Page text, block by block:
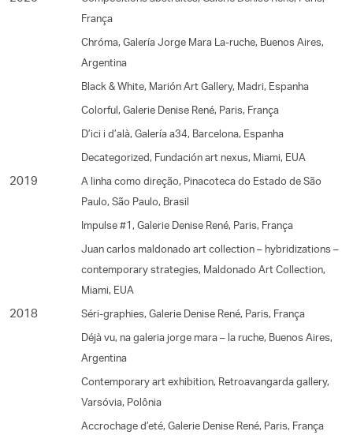
França
Chróma, Galería Jorge Mara La-ruche, Buenos Aires,
Argentina
Black & White, Marión Art Gallery, Madri, Espanha
Colorful, Galerie Denise René, Paris, França
D’ici i d’alà, Galería a34, Barcelona, Espanha
Decategorized, Fundación art nexus, Miami, EUA
2019
A linha como direção, Pinacoteca do Estado de São
Paulo, São Paulo, Brasil
Impulse #1, Galerie Denise René, Paris, França
Juan carlos maldonado art collection – hybridizations –
contemporary strategies, Maldonado Art Collection,
Miami, EUA
2018
Séri-graphies, Galerie Denise René, Paris, França
Déjà vu, na galeria jorge mara – la ruche, Buenos Aires,
Argentina
Contemporary art exhibition, Retroavangarda gallery,
Varsóvia, Polônia
Accrochage d’eté, Galerie Denise René, Paris, França